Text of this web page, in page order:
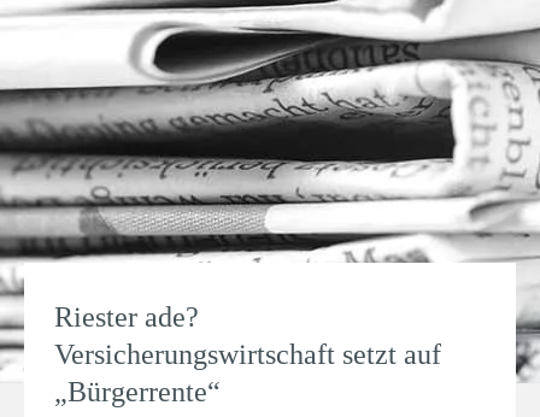
Riester ade?
Versicherungswirtschaft setzt auf
„Bürgerrente“